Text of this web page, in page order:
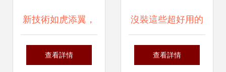
新技術如虎添翼，
手機廠商為何不
查看詳情
沒裝這些超好用的
軟件，你的智能手
查看詳情